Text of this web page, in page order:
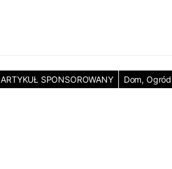
ARTYKUŁ SPONSOROWANY Dom, Ogród